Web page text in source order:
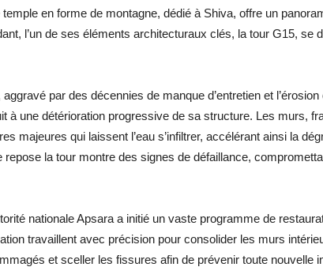
temple en forme de montagne, dédié à Shiva, offre un
l’un de ses éléments architecturaux clés, la tour G15, se
par des décennies de manque d’entretien et
à une détérioration progressive de sa structure. Les murs,
majeures qui laissent l’eau s’infiltrer, accélérant ainsi la
repose la tour montre des signes de défaillance,
nationale Apsara a initié un vaste programme de
travaillent avec précision pour consolider les murs
et sceller les fissures afin de prévenir toute nouvelle